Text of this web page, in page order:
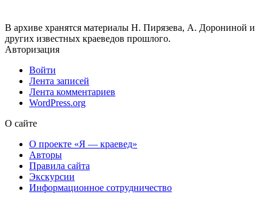
В архиве хранятся материалы Н. Пирязева, А. Дорониной и
других известных краеведов прошлого.
Авторизация
Войти
Лента записей
Лента комментариев
WordPress.org
О сайте
О проекте «Я — краевед»
Авторы
Правила сайта
Экскурсии
Информационное сотрудничество